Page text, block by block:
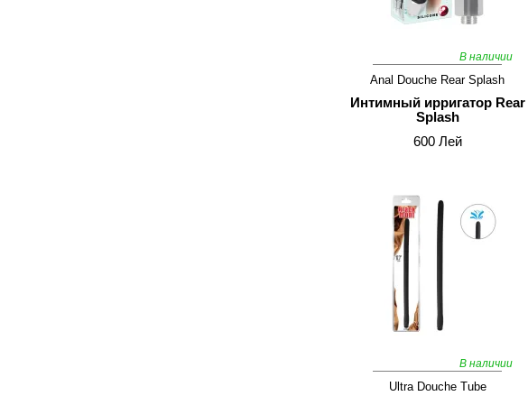
В наличии
Anal Douche Rear Splash
Интимный ирригатор Rear
Splash
600 Лей
В наличии
Ultra Douche Tube